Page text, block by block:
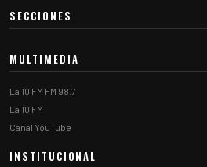
SECCIONES
MULTIMEDIA
La 10 FM FM 98.7
La 10 FM
Canal YouTube
INSTITUCIONAL